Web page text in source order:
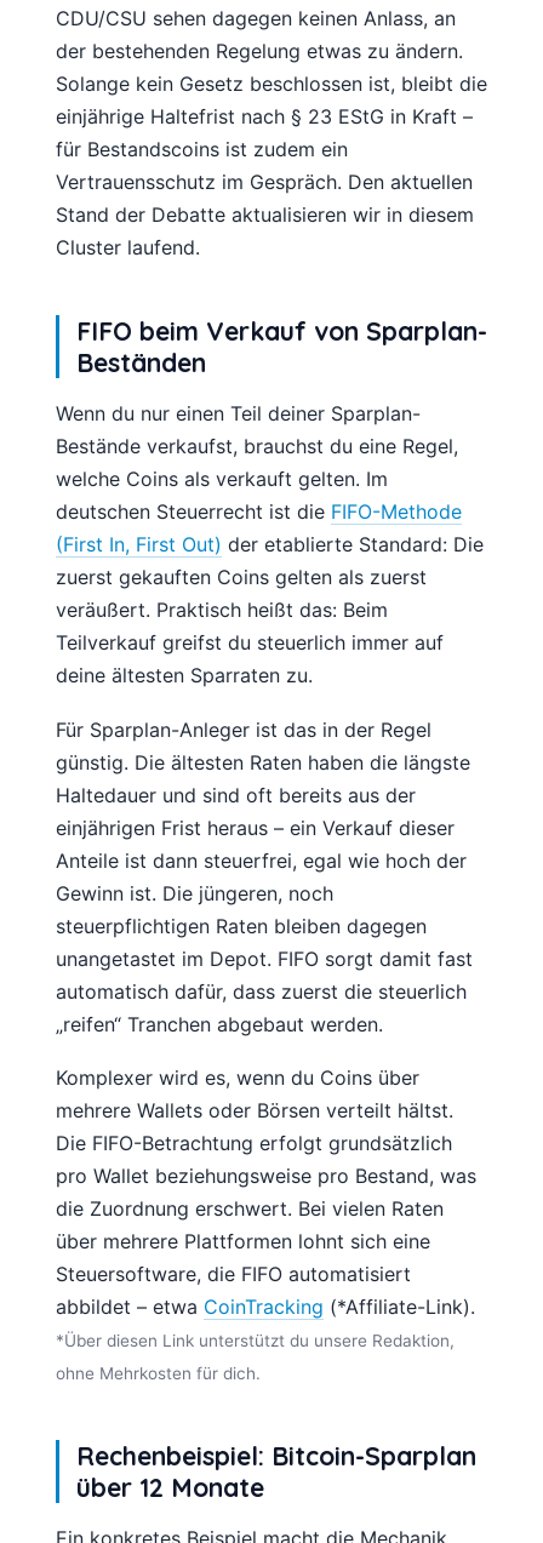
CDU/CSU sehen dagegen keinen Anlass, an
der bestehenden Regelung etwas zu ändern.
Solange kein Gesetz beschlossen ist, bleibt die
einjährige Haltefrist nach § 23 EStG in Kraft –
für Bestandscoins ist zudem ein
Vertrauensschutz im Gespräch. Den aktuellen
Stand der Debatte aktualisieren wir in diesem
Cluster laufend.
FIFO beim Verkauf von Sparplan-
Beständen
Wenn du nur einen Teil deiner Sparplan-
Bestände verkaufst, brauchst du eine Regel,
welche Coins als verkauft gelten. Im
deutschen Steuerrecht ist die FIFO-Methode
(First In, First Out) der etablierte Standard: Die
zuerst gekauften Coins gelten als zuerst
veräußert. Praktisch heißt das: Beim
Teilverkauf greifst du steuerlich immer auf
deine ältesten Sparraten zu.
Für Sparplan-Anleger ist das in der Regel
günstig. Die ältesten Raten haben die längste
Haltedauer und sind oft bereits aus der
einjährigen Frist heraus – ein Verkauf dieser
Anteile ist dann steuerfrei, egal wie hoch der
Gewinn ist. Die jüngeren, noch
steuerpflichtigen Raten bleiben dagegen
unangetastet im Depot. FIFO sorgt damit fast
automatisch dafür, dass zuerst die steuerlich
„reifen“ Tranchen abgebaut werden.
Komplexer wird es, wenn du Coins über
mehrere Wallets oder Börsen verteilt hältst.
Die FIFO-Betrachtung erfolgt grundsätzlich
pro Wallet beziehungsweise pro Bestand, was
die Zuordnung erschwert. Bei vielen Raten
über mehrere Plattformen lohnt sich eine
Steuersoftware, die FIFO automatisiert
abbildet – etwa CoinTracking (*Affiliate-Link).
*Über diesen Link unterstützt du unsere Redaktion,
ohne Mehrkosten für dich.
Rechenbeispiel: Bitcoin-Sparplan
über 12 Monate